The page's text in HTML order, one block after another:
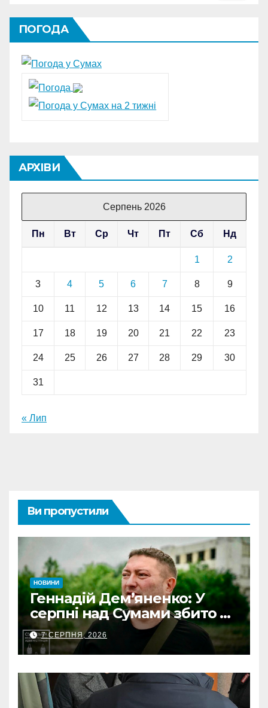
ПОГОДА
АРХІВИ
Серпень 2026
Пн Вт Ср Чт Пт Сб Нд
1 2
3 4 5 6 7 8 9
10 11 12 13 14 15 16
17 18 19 20 21 22 23
24 25 26 27 28 29 30
31
« Лип
Ви пропустили
НОВИНИ
Геннадій Дем’яненко: У
серпні над Сумами збито 6
КАБів
7 СЕРПНЯ, 2026